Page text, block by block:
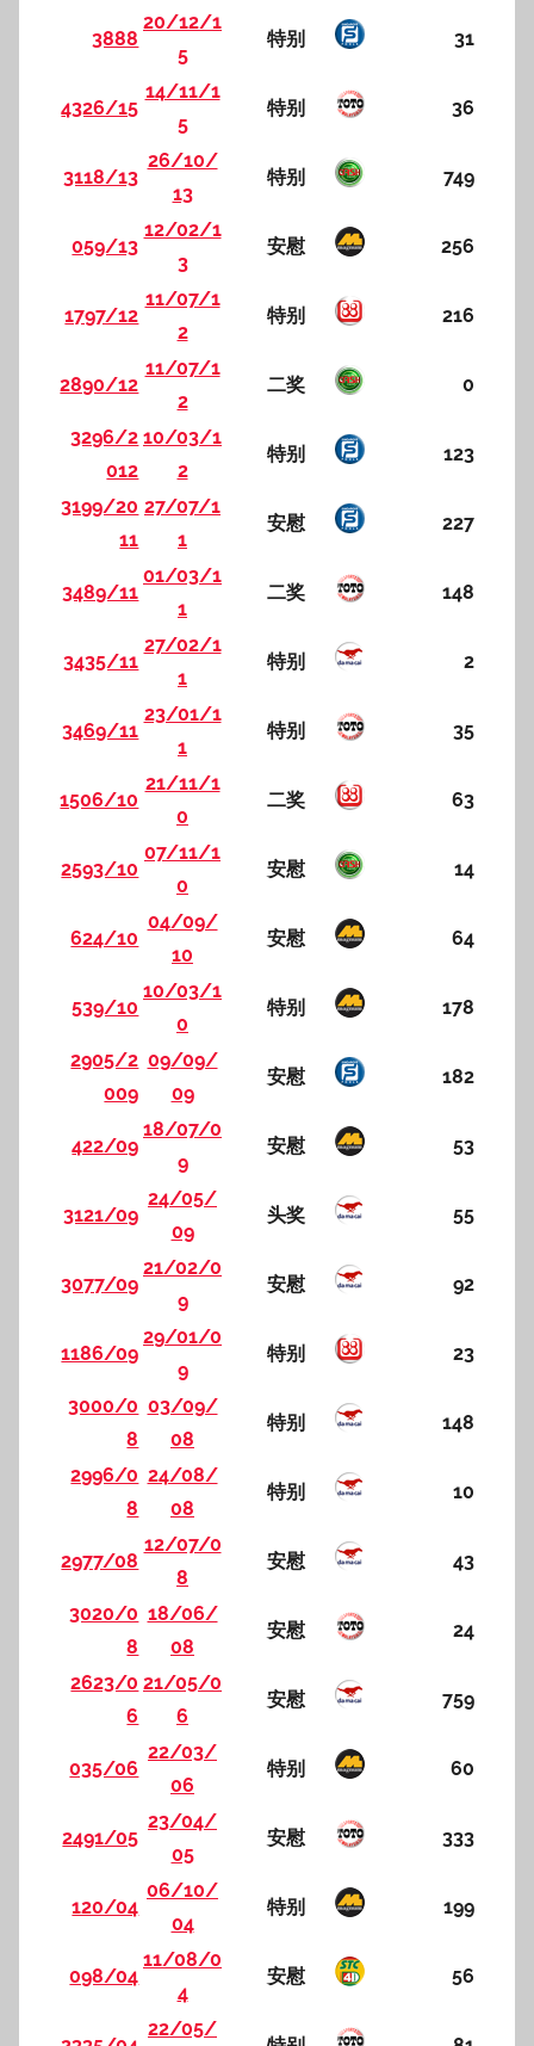
3888
20/12/1
5
特别 31
4326/15
14/11/1
5
特别 36
3118/13
26/10/
13
特别 749
059/13
12/02/1
3
安慰 256
1797/12
11/07/1
2
特别 216
2890/12
11/07/1
2
二奖 0
3296/2
012
10/03/1
2
特别 123
3199/20
11
27/07/1
1
安慰 227
3489/11
01/03/1
1
二奖 148
3435/11
27/02/1
1
特别 2
3469/11
23/01/1
1
特别 35
1506/10
21/11/1
0
二奖 63
2593/10
07/11/1
0
安慰 14
624/10
04/09/
10
安慰 64
539/10
10/03/1
0
特别 178
2905/2
009
09/09/
09
安慰 182
422/09
18/07/0
9
安慰 53
3121/09
24/05/
09
头奖 55
3077/09
21/02/0
9
安慰 92
1186/09
29/01/0
9
特别 23
3000/0
8
03/09/
08
特别 148
2996/0
8
24/08/
08
特别 10
2977/08
12/07/0
8
安慰 43
3020/0
8
18/06/
08
安慰 24
2623/0
6
21/05/0
6
安慰 759
035/06
22/03/
06
特别 60
2491/05
23/04/
05
安慰 333
120/04
06/10/
04
特别 199
098/04
11/08/0
4
安慰 56
22/05/